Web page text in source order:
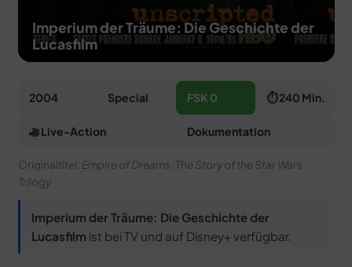
Imperium der Träume: Die Geschichte der
Lucasfilm
2004 Special FSK 0 ⏱ 240 Min.
Live-Action Dokumentation
Originaltitel: Empire of Dreams: The Story of the Star Wars
Trilogy
Imperium der Träume: Die Geschichte der
Lucasfilm ist bei TV und auf Disney+ verfügbar.